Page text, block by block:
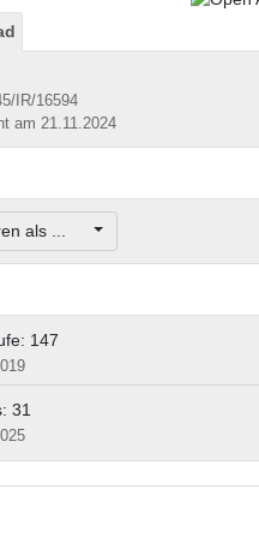
IR/16594
am 21.11.2024
als ...
147
31